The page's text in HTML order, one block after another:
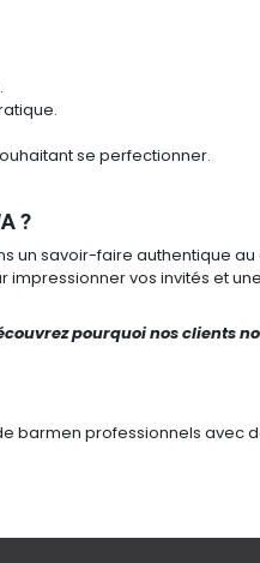
se perfectionner.
?
un savoir-faire authentique
vos invités et
pourquoi nos clients
barmen professionnels avec